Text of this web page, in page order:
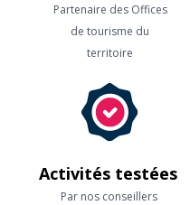
Partenaire des Offices
de tourisme du
territoire
Activités testées
Par nos conseillers